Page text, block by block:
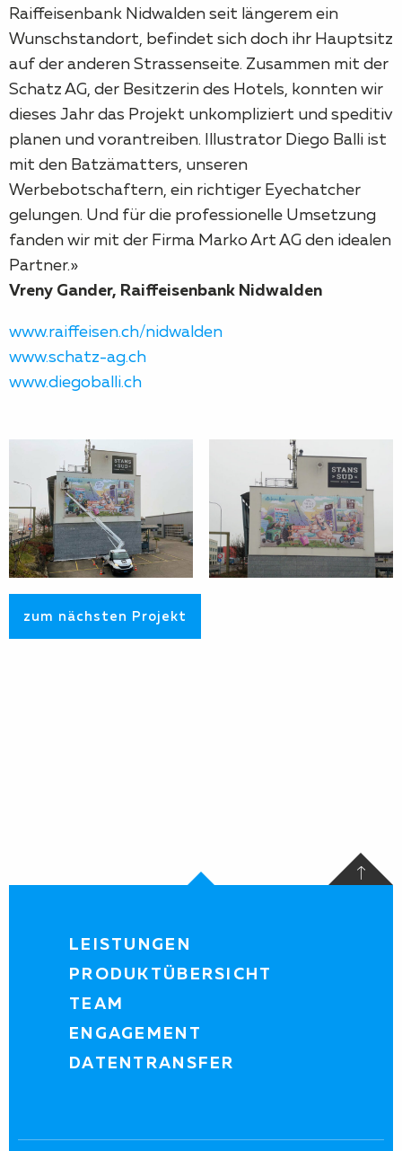
Raiffeisenbank Nidwalden seit längerem ein
Wunschstandort, befindet sich doch ihr Hauptsitz
auf der anderen Strassenseite. Zusammen mit der
Schatz AG, der Besitzerin des Hotels, konnten wir
dieses Jahr das Projekt unkompliziert und speditiv
planen und vorantreiben. Illustrator Diego Balli ist
mit den Batzämatters, unseren
Werbebotschaftern, ein richtiger Eyechatcher
gelungen. Und für die professionelle Umsetzung
fanden wir mit der Firma Marko Art AG den idealen
Partner.»
Vreny Gander, Raiffeisenbank Nidwalden
www.raiffeisen.ch/nidwalden
www.schatz-ag.ch
www.diegoballi.ch
zum nächsten Projekt
LEISTUNGEN
PRODUKTÜBERSICHT
TEAM
ENGAGEMENT
DATENTRANSFER